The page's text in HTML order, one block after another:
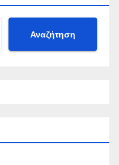
Αναζήτηση